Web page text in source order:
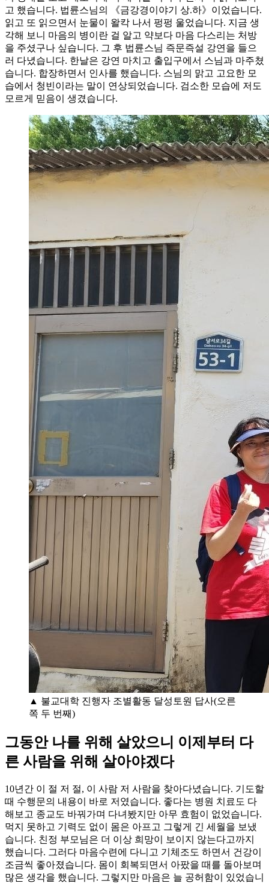
고 했습니다. 법륜스님의 《금강경이야기 상.하》이었습니다.
읽고 또 읽으면서 눈물이 왈칵 나서 펑펑 울었습니다. 지금 생
각해 보니 마음의 병이란 걸 알고 약보다 마음 다스리는 처방
을 주셨구나 싶습니다. 그 후 법륜스님 즉문즉설 강연을 들으
러 다녔습니다. 한날은 강연 마치고 출입구에서 스님과 마주쳤
습니다. 합장하면서 인사를 했습니다. 스님의 맑고 고요한 모
습에서 청빈이라는 말이 연상되었습니다. 검소한 모습에 저도
모르게 믿음이 생겼습니다.
▲ 불교대학 진행자 조별활동 달성토원 답사(오른
쪽 두 번째)
그동안 나를 위해 살았으니 이제부터 다
른 사람을 위해 살아야겠다
10년간 이 절 저 절, 이 사람 저 사람을 찾아다녔습니다. 기도할
때 수행문의 내용이 바로 저였습니다. 좋다는 병원 치료도 다
해보고 종교도 바꿔가며 다녀봤지만 아무 효험이 없었습니다.
먹지 못하고 기력도 없이 몸은 아프고 그렇게 긴 세월을 보냈
습니다. 친정 부모님은 더 이상 희망이 보이지 않는다고까지
했습니다. 그러다 마음수련에 다니고 기체조도 하면서 건강이
조금씩 좋아졌습니다. 몸이 회복되면서 아팠을 때를 돌아보며
많은 생각을 했습니다. 그렇지만 마음은 늘 공허함이 있었습니